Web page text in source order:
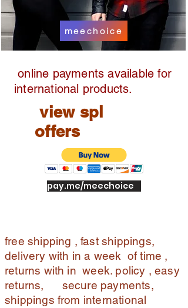
in
or
ek,
re
ve
meechoice
online payments available for
international products.
view spl
offers
pay.me/meechoice
free shipping , fast shippings,
delivery with in a week of time ,
returns with in week. policy , easy
returns, secure payments,
shippings from international